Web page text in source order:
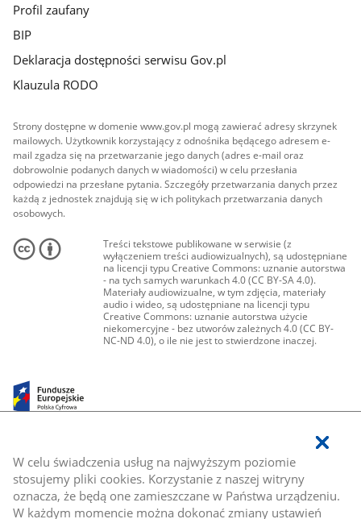
W celu świadczenia usług na najwyższym poziomie
stosujemy pliki cookies. Korzystanie z naszej witryny
oznacza, że będą one zamieszczane w Państwa urządzeniu.
W każdym momencie można dokonać zmiany ustawień
Profil zaufany
BIP
Deklaracja dostępności serwisu Gov.pl
Klauzula RODO
Strony dostępne w domenie www.gov.pl mogą zawierać adresy skrzynek
mailowych. Użytkownik korzystający z odnośnika będącego adresem e-
mail zgadza się na przetwarzanie jego danych (adres e-mail oraz
dobrowolnie podanych danych w wiadomości) w celu przesłania
odpowiedzi na przesłane pytania. Szczegóły przetwarzania danych przez
każdą z jednostek znajdują się w ich politykach przetwarzania danych
osobowych.
Treści tekstowe publikowane w serwisie (z
wyłączeniem treści audiowizualnych), są udostępniane
na licencji typu Creative Commons: uznanie autorstwa
- na tych samych warunkach 4.0 (CC BY-SA 4.0).
Materiały audiowizualne, w tym zdjęcia, materiały
audio i wideo, są udostępniane na licencji typu
Creative Commons: uznanie autorstwa użycie
niekomercyjne - bez utworów zależnych 4.0 (CC BY-
NC-ND 4.0), o ile nie jest to stwierdzone inaczej.